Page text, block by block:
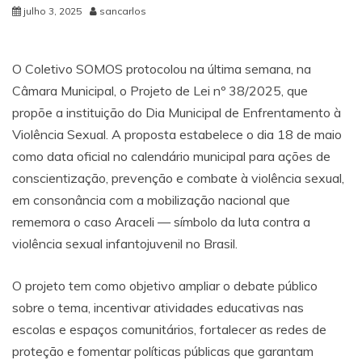
julho 3, 2025 sancarlos
O Coletivo SOMOS protocolou na última semana, na
Câmara Municipal, o Projeto de Lei nº 38/2025, que
propõe a instituição do Dia Municipal de Enfrentamento à
Violência Sexual. A proposta estabelece o dia 18 de maio
como data oficial no calendário municipal para ações de
conscientização, prevenção e combate à violência sexual,
em consonância com a mobilização nacional que
rememora o caso Araceli — símbolo da luta contra a
violência sexual infantojuvenil no Brasil.
O projeto tem como objetivo ampliar o debate público
sobre o tema, incentivar atividades educativas nas
escolas e espaços comunitários, fortalecer as redes de
proteção e fomentar políticas públicas que garantam